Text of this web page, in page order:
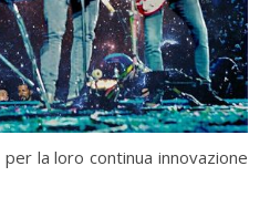
la loro continua innovazione